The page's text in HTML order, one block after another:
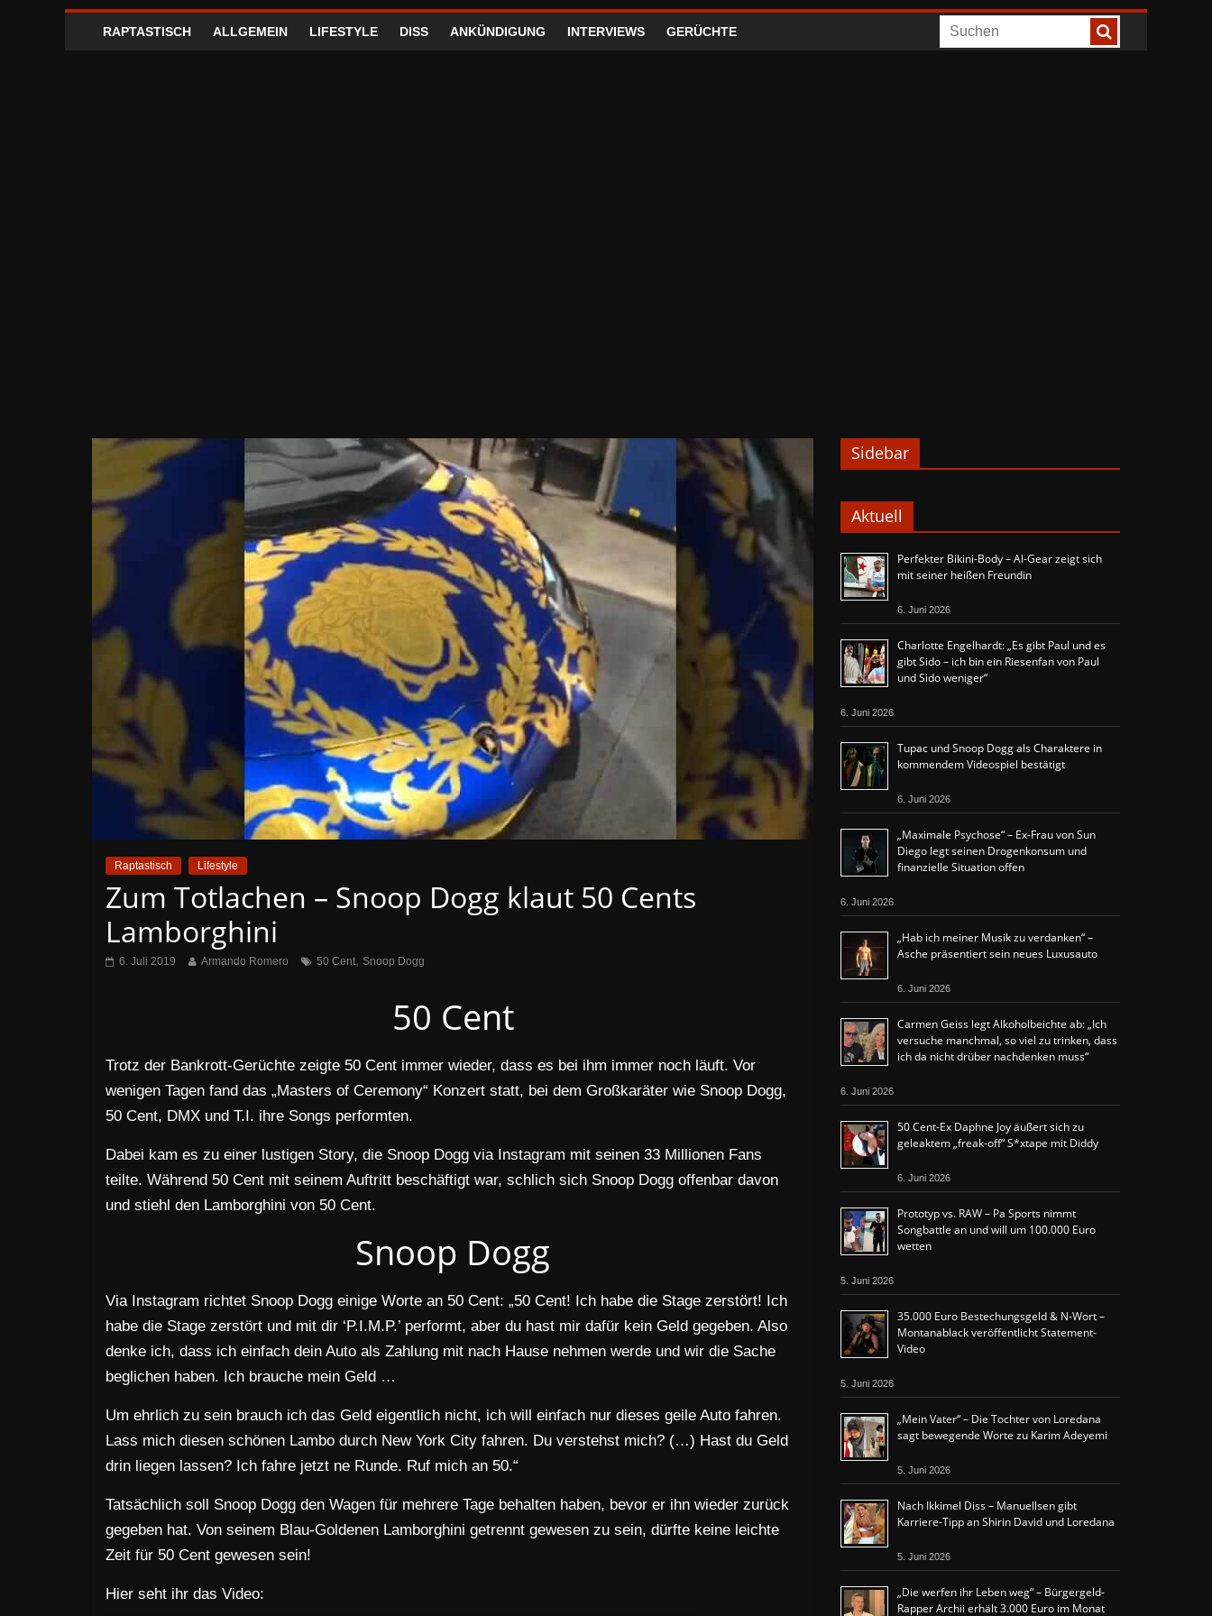
RAPTASTISCH ALLGEMEIN LIFESTYLE DISS ANKÜNDIGUNG INTERVIEWS GERÜCHTE
Raptastisch Lifestyle
Zum Totlachen – Snoop Dogg klaut 50 Cents
Lamborghini
6. Juli 2019 Armando Romero 50 Cent, Snoop Dogg
50 Cent
Trotz der Bankrott-Gerüchte zeigte 50 Cent immer wieder, dass es bei ihm immer noch läuft. Vor
wenigen Tagen fand das „Masters of Ceremony“ Konzert statt, bei dem Großkaräter wie Snoop Dogg,
50 Cent, DMX und T.I. ihre Songs performten.
Dabei kam es zu einer lustigen Story, die Snoop Dogg via Instagram mit seinen 33 Millionen Fans
teilte. Während 50 Cent mit seinem Auftritt beschäftigt war, schlich sich Snoop Dogg offenbar davon
und stiehl den Lamborghini von 50 Cent.
Snoop Dogg
Via Instagram richtet Snoop Dogg einige Worte an 50 Cent: „50 Cent! Ich habe die Stage zerstört! Ich
habe die Stage zerstört und mit dir ‘P.I.M.P.’ performt, aber du hast mir dafür kein Geld gegeben. Also
denke ich, dass ich einfach dein Auto als Zahlung mit nach Hause nehmen werde und wir die Sache
beglichen haben. Ich brauche mein Geld …
Um ehrlich zu sein brauch ich das Geld eigentlich nicht, ich will einfach nur dieses geile Auto fahren.
Lass mich diesen schönen Lambo durch New York City fahren. Du verstehst mich? (…) Hast du Geld
drin liegen lassen? Ich fahre jetzt ne Runde. Ruf mich an 50.“
Tatsächlich soll Snoop Dogg den Wagen für mehrere Tage behalten haben, bevor er ihn wieder zurück
gegeben hat. Von seinem Blau-Goldenen Lamborghini getrennt gewesen zu sein, dürfte keine leichte
Zeit für 50 Cent gewesen sein!
Hier seht ihr das Video:
Sidebar
Aktuell
Perfekter Bikini-Body – Al-Gear zeigt sich
mit seiner heißen Freundin
6. Juni 2026
Charlotte Engelhardt: „Es gibt Paul und es
gibt Sido – ich bin ein Riesenfan von Paul
und Sido weniger“
6. Juni 2026
Tupac und Snoop Dogg als Charaktere in
kommendem Videospiel bestätigt
6. Juni 2026
„Maximale Psychose“ – Ex-Frau von Sun
Diego legt seinen Drogenkonsum und
finanzielle Situation offen
6. Juni 2026
„Hab ich meiner Musik zu verdanken“ –
Asche präsentiert sein neues Luxusauto
6. Juni 2026
Carmen Geiss legt Alkoholbeichte ab: „Ich
versuche manchmal, so viel zu trinken, dass
ich da nicht drüber nachdenken muss“
6. Juni 2026
50 Cent-Ex Daphne Joy äußert sich zu
geleaktem „freak-off“ S*xtape mit Diddy
6. Juni 2026
Prototyp vs. RAW – Pa Sports nimmt
Songbattle an und will um 100.000 Euro
wetten
5. Juni 2026
35.000 Euro Bestechungsgeld & N-Wort –
Montanablack veröffentlicht Statement-
Video
5. Juni 2026
„Mein Vater“ – Die Tochter von Loredana
sagt bewegende Worte zu Karim Adeyemi
5. Juni 2026
Nach Ikkimel Diss – Manuellsen gibt
Karriere-Tipp an Shirin David und Loredana
5. Juni 2026
„Die werfen ihr Leben weg“ – Bürgergeld-
Rapper Archii erhält 3.000 Euro im Monat